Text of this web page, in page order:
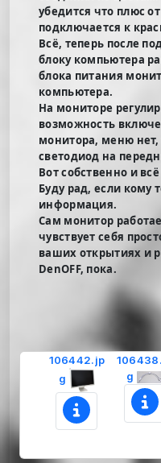
убедится что плюс
подключается к
Всё, теперь после
блоку компьютера
блока питания
компьютера.
На мониторе
возможность
монитора, меню
светодиод на
Вот собственно и
Буду рад, если кому
информация.
Сам монитор
чувствует себя
ваших открытиях и
DenOFF, пока.
106442.jp
g
g